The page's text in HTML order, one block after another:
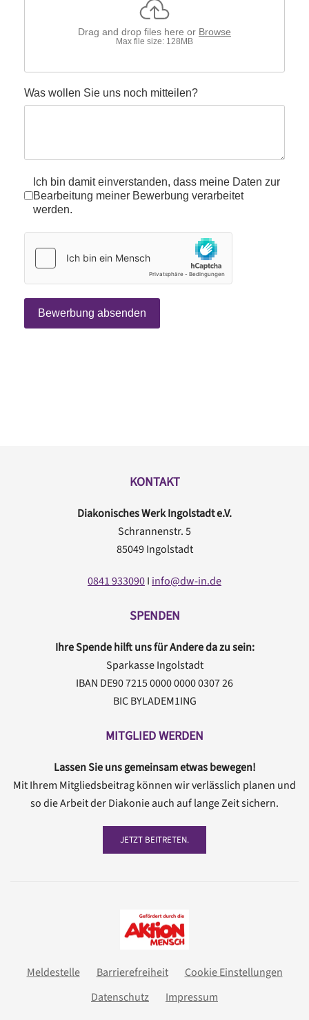
Drag and drop files here or Browse
Max file size: 128MB
Was wollen Sie uns noch mitteilen?
datenschutz*
Ich bin damit einverstanden, dass meine Daten zur
Bearbeitung meiner Bewerbung verarbeitet
werden.
Bewerbung absenden
KONTAKT
Diakonisches Werk Ingolstadt e.V.
Schrannenstr. 5
85049 Ingolstadt
0841 933090I info@dw-in.de
SPENDEN
Ihre Spende hilft uns für Andere da zu sein:
Sparkasse Ingolstadt
IBAN DE90 7215 0000 0000 0307 26
BIC BYLADEM1ING
MITGLIED WERDEN
Lassen Sie uns gemeinsam etwas bewegen!
Mit Ihrem Mitgliedsbeitrag können wir verlässlich planen und
so die Arbeit der Diakonie auch auf lange Zeit sichern.
JETZT BEITRETEN.
Meldestelle Barrierefreiheit
Cookie Einstellungen
Datenschutz
Impressum